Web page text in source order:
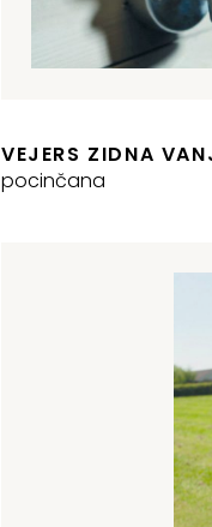
VEJERS ZIDNA
pocinčana